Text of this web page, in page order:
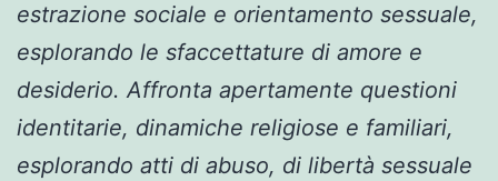
estrazione sociale e orientamento sessuale,
esplorando le sfaccettature di amore e
desiderio. Affronta apertamente questioni
identitarie, dinamiche religiose e familiari,
esplorando atti di abuso, di libertà sessuale